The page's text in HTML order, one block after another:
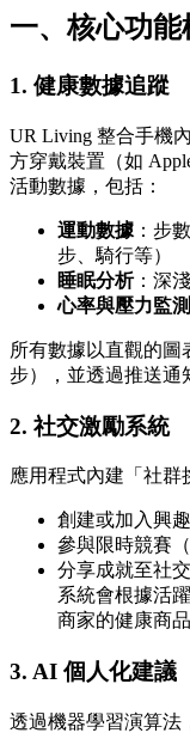
一、核心功能
1. 健康數據追蹤
UR Living 整合手機
方穿戴裝置（如
活動數據，包括：
運動數據 ：步
步、騎行等）
睡眠分析：深
心率與壓力監測
所有數據以直觀的
步），並透過推送通
2. 社交激勵系統
應用程式內建「社群
創建或加入興
參與限時競賽
分享成就至社交
系統會根據活
商家的健康商品
3. AI 個人化建議
透過機器學習演算法